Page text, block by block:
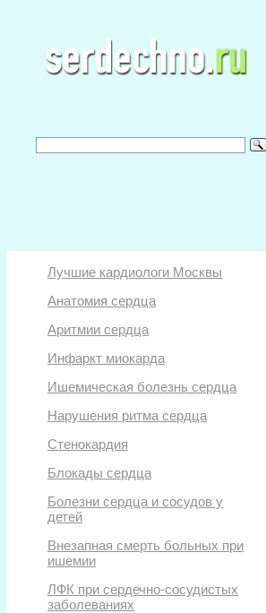
Лучшие кардиологи Москвы
Анатомия сердца
Аритмии сердца
Инфаркт миокарда
Ишемическая болезнь сердца
Нарушения ритма сердца
Стенокардия
Блокады сердца
Болезни сердца и сосудов у
детей
Внезапная смерть больных при
ишемии
ЛФК при сердечно-сосудистых
заболеваниях